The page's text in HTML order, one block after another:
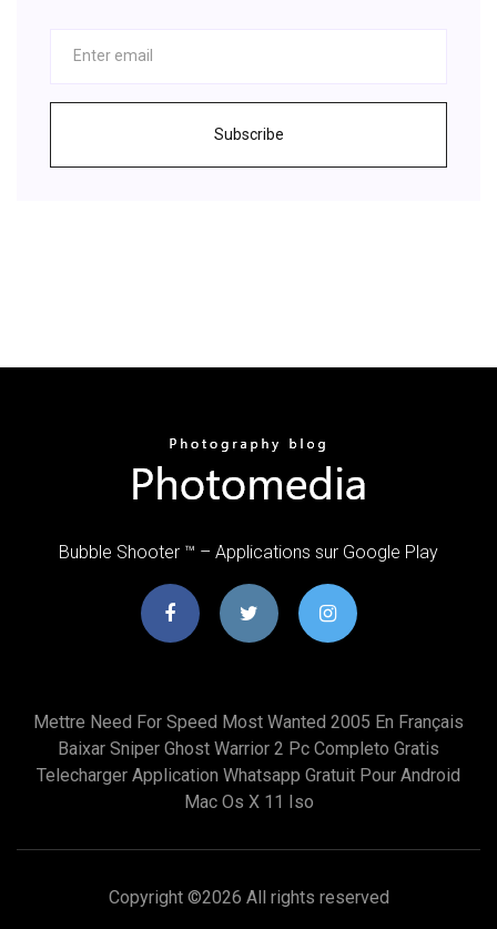
Subscribe
Bubble Shooter ™ – Applications sur Google Play
Mettre Need For Speed Most Wanted 2005 En Français
Baixar Sniper Ghost Warrior 2 Pc Completo Gratis
Telecharger Application Whatsapp Gratuit Pour Android
Mac Os X 11 Iso
Copyright ©2026 All rights reserved